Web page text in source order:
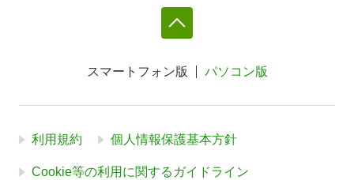
スマートフォン版 パソコン版
利用規約 個人情報保護基本方針
Cookie等の利用に関するガイドライン